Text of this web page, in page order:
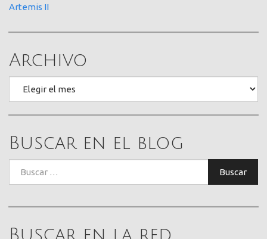
Artemis II
Archivo
Buscar en el blog
Buscar
Buscar en la red